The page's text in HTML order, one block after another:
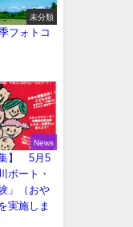
未分類
フォトコ
News
集】 5月5
ボート・
」（おや
実施しま